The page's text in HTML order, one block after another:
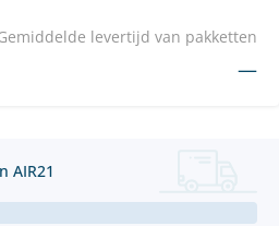
levertijd van pakketten
—
AIR21